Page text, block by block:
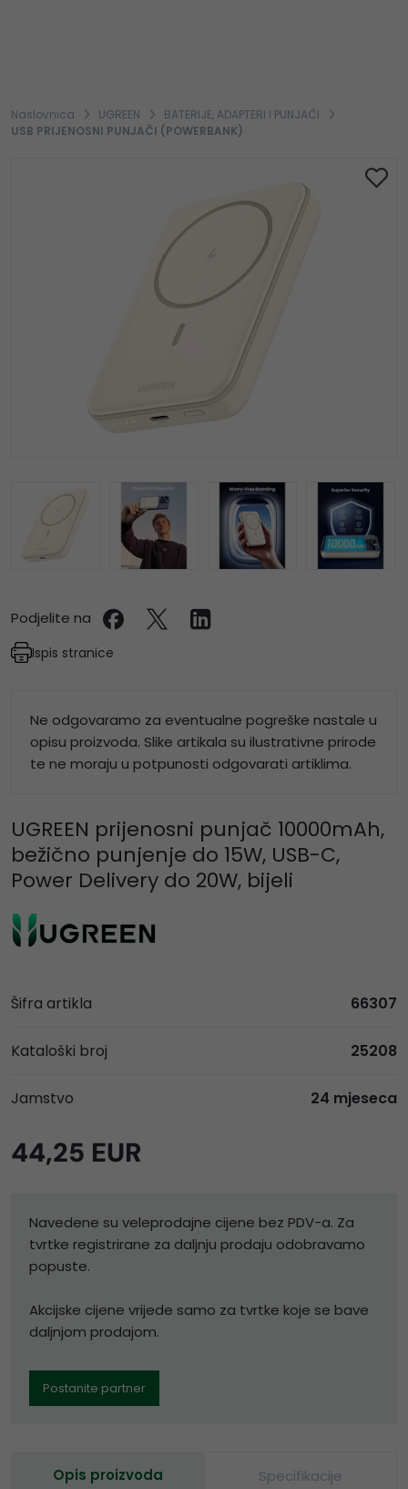
Naslovnica UGREEN
BATERIJE, ADAPTERI I PUNJAČI
USB PRIJENOSNI PUNJAČI (POWERBANK)
Podjelite na
Ispis stranice
Ne odgovaramo za eventualne pogreške nastale u
opisu proizvoda. Slike artikala su ilustrativne prirode
te ne moraju u potpunosti odgovarati artiklima.
UGREEN prijenosni punjač 10000mAh,
bežično punjenje do 15W, USB-C,
Power Delivery do 20W, bijeli
Šifra artikla 66307
Kataloški broj 25208
Jamstvo 24 mjeseca
44,25 EUR
Navedene su veleprodajne cijene bez PDV-a. Za
tvrtke registrirane za daljnju prodaju odobravamo
popuste.
Akcijske cijene vrijede samo za tvrtke koje se bave
daljnjom prodajom.
Postanite partner
Opis proizvoda Specifikacije